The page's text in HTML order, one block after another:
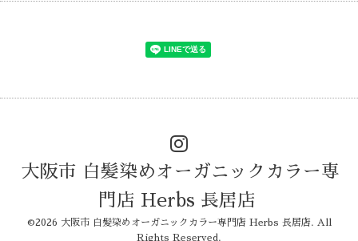
大阪市 白髪染めオーガニックカラー専
門店 Herbs 長居店
©2026 大阪市 白髪染めオーガニックカラー専門店 Herbs 長居店. All
Rights Reserved.